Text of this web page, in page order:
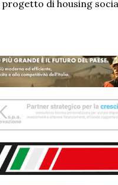
progetto di housing